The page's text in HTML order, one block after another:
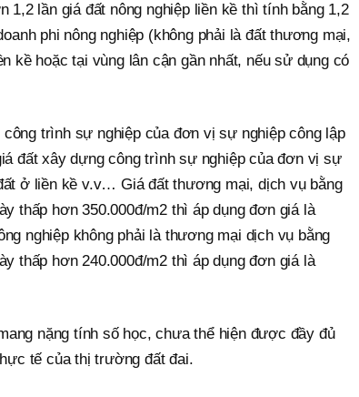
lần giá đất nông nghiệp liền kề thì tính bằng 1,2
phi nông nghiệp (không phải là đất thương mại,
kề hoặc tại vùng lân cận gần nhất, nếu sử dụng có
trình sự nghiệp của đơn vị sự nghiệp công lập
đất xây dựng công trình sự nghiệp của đơn vị sự
ở liền kề v.v… Giá đất thương mại, dịch vụ bằng
thấp hơn 350.000đ/m2 thì áp dụng đơn giá là
nghiệp không phải là thương mại dịch vụ bằng
thấp hơn 240.000đ/m2 thì áp dụng đơn giá là
nặng tính số học, chưa thể hiện được đầy đủ
tế của thị trường đất đai.